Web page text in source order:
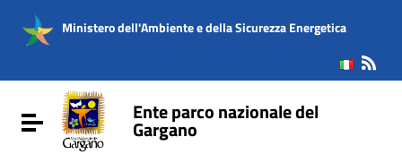
Vai al menu di navigazione
Vai al footer
Ministero dell'Ambiente e della Sicurezza Energetica
Attiva / disattiva la navigazioneEnte parco nazionale del
Gargano